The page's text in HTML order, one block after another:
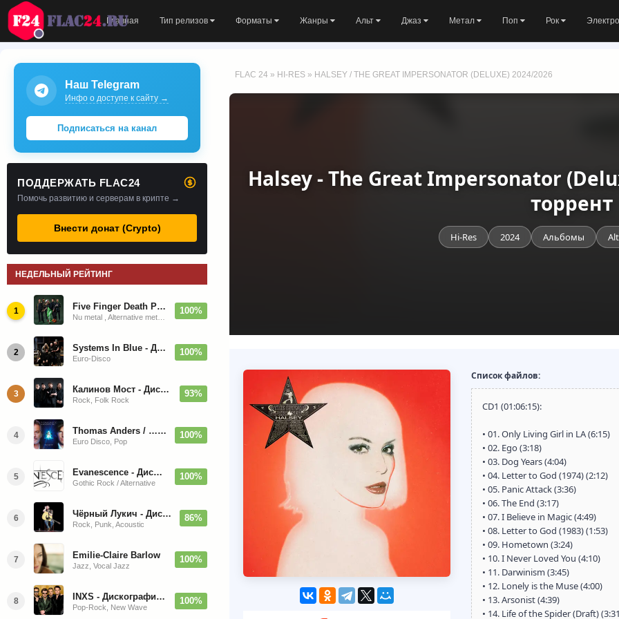
Главная Тип релизов Форматы Жанры Альт Джаз Метал Поп Рок
FLAC 24 » HI-RES » HALSEY / THE GREAT IMPERSONATOR (DELUXE) 2024/2026
Halsey - The Great Impersonator
торрент
Hi-Res 2024 Альбомы
Список файлов:
CD1 (01:06:15):
• 01. Only Living Girl in LA (6:15)
• 02. Ego (3:18)
• 03. Dog Years (4:04)
• 04. Letter to God (1974) (2:12)
• 05. Panic Attack (3:36)
• 06. The End (3:17)
• 07. I Believe in Magic (4:49)
• 08. Letter to God (1983) (1:53)
• 09. Hometown (3:24)
• 10. I Never Loved You (4:10)
• 11. Darwinism (3:45)
• 12. Lonely is the Muse (4:00)
• 13. Arsonist (4:39)
• 14. Life of the Spider (Draft)
Наш Telegram
Инфо о доступе к сайту →
Подписаться на канал
ПОДДЕРЖАТЬ FLAC24
Помочь развитию и серверам в крипте →
Внести донат (Crypto)
НЕДЕЛЬНЫЙ РЕЙТИНГ
1 Five Finger Death Punch - Дискография (2008-2026) 100%
2 Systems In Blue - Дискография (2020-2026)
Euro-Disco
100%
3 Калинов Мост - Дискография (1986-2026)
Rock, Folk Rock
93%
4 Thomas Anders / … Sings Modern Talking: The Best hi-res
Euro Disco, Pop
100%
5 Evanescence - Дискография (1998-2026)
Gothic Rock / Alternative
100%
6 Чёрный Лукич - Дискография (1987-2014)
Rock, Punk, Acoustic
86%
7 Emilie-Claire Barlow
Jazz, Vocal Jazz
100%
8 INXS - Дискография (1981-2004)
Pop-Rock, New Wave
100%